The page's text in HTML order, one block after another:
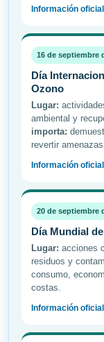
Información
16 de septiembre
Día
Ozono
Lugar:
ambiental y
importa:
revertir
Información
20 de septiembre
Día Mundial
Lugar: acciones
residuos y
consumo,
costas.
Información